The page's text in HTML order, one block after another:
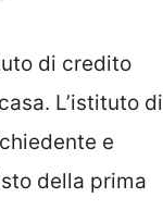
di credito
L’istituto di
e
della prima